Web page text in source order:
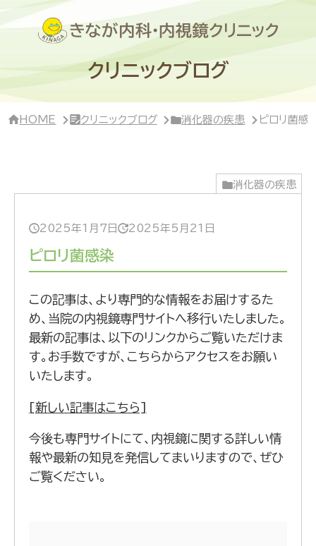
ニ
クリニックブログ
HOME クリニックブログ 消化器の疾患 ピロリ菌感
消化器の疾患
2025年1月7日 2025年5月21日
ピロリ菌感染
この記事は、より専門的な情報をお届けするた
め、当院の内視鏡専門サイトへ移行いたしました。
最新の記事は、以下のリンクからご覧いただけま
す。お手数ですが、こちらからアクセスをお願い
いたします。
[新しい記事はこちら]
今後も専門サイトにて、内視鏡に関する詳しい情
報や最新の知見を発信してまいりますので、ぜひ
ご覧ください。